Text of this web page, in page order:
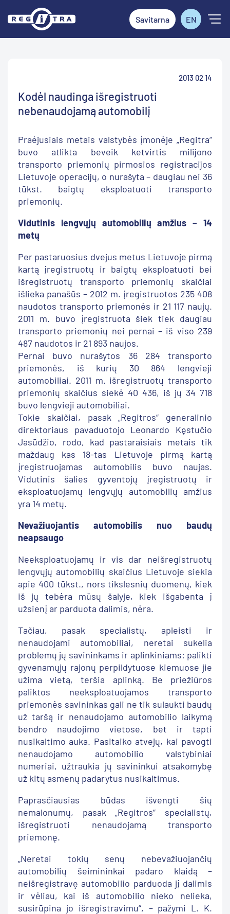
Savitarna EN
2013 02 14
Kodėl naudinga išregistruoti
nebenaudojamą automobilį
Praėjusiais metais valstybės įmonėje „Regitra“
buvo atlikta beveik ketvirtis milijono
transporto priemonių pirmosios registracijos
Lietuvoje operacijų, o nurašyta – daugiau nei 36
tūkst. baigtų eksploatuoti transporto
priemonių.
Vidutinis lengvųjų automobilių amžius – 14
metų
Per pastaruosius dvejus metus Lietuvoje pirmą
kartą įregistruotų ir baigtų eksploatuoti bei
išregistruotų transporto priemonių skaičiai
išlieka panašūs – 2012 m. įregistruotos 235 408
naudotos transporto priemonės ir 21 117 naujų.
2011 m. buvo įregistruota šiek tiek daugiau
transporto priemonių nei pernai – iš viso 239
487 naudotos ir 21 893 naujos.
Pernai buvo nurašytos 36 284 transporto
priemonės, iš kurių 30 864 lengvieji
automobiliai. 2011 m. išregistruotų transporto
priemonių skaičius siekė 40 436, iš jų 34 718
buvo lengvieji automobiliai.
Tokie skaičiai, pasak „Regitros“ generalinio
direktoriaus pavaduotojo Leonardo Kęstučio
Jasūdžio, rodo, kad pastaraisiais metais tik
maždaug kas 18-tas Lietuvoje pirmą kartą
įregistruojamas automobilis buvo naujas.
Vidutinis šalies gyventojų įregistruotų ir
eksploatuojamų lengvųjų automobilių amžius
yra 14 metų.
Nevažiuojantis automobilis nuo baudų
neapsaugo
Neeksploatuojamų ir vis dar neišregistruotų
lengvųjų automobilių skaičius Lietuvoje siekia
apie 400 tūkst., nors tikslesnių duomenų, kiek
iš jų tebėra mūsų šalyje, kiek išgabenta į
užsienį ar parduota dalimis, nėra.
Tačiau, pasak specialistų, apleisti ir
nenaudojami automobiliai, neretai sukelia
problemų jų savininkams ir aplinkiniams: palikti
gyvenamųjų rajonų perpildytuose kiemuose jie
užima vietą, teršia aplinką. Be priežiūros
paliktos neeksploatuojamos transporto
priemonės savininkas gali ne tik sulaukti baudų
už taršą ir nenaudojamo automobilio laikymą
bendro naudojimo vietose, bet ir tapti
nusikaltimo auka. Pasitaiko atvejų, kai pavogti
nenaudojamo automobilio valstybiniai
numeriai, užtraukia jų savininkui atsakomybę
už kitų asmenų padarytus nusikaltimus.
Paprasčiausias būdas išvengti šių
nemalonumų, pasak „Regitros“ specialistų,
išregistruoti nenaudojamą transporto
priemonę.
„Neretai tokių senų nebevažiuojančių
automobilių šeimininkai padaro klaidą –
neišregistravę automobilio parduoda jį dalimis
ir vėliau, kai iš automobilio nieko nelieka,
susirūpina jo išregistravimu“, – pažymi L. K.